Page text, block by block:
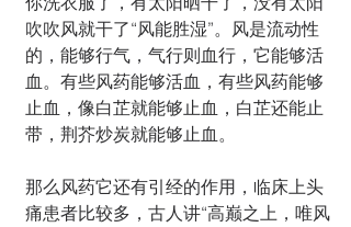
吹吹风就干了“风能胜湿”。风是流动性
的，能够行气，气行则血行，它能够活
血。有些风药能够活血，有些风药能够
止血，像白芷就能够止血，白芷还能止
带，荆芥炒炭就能够止血。
那么风药它还有引经的作用，临床上头
痛患者比较多，古人讲“高巅之上，唯风